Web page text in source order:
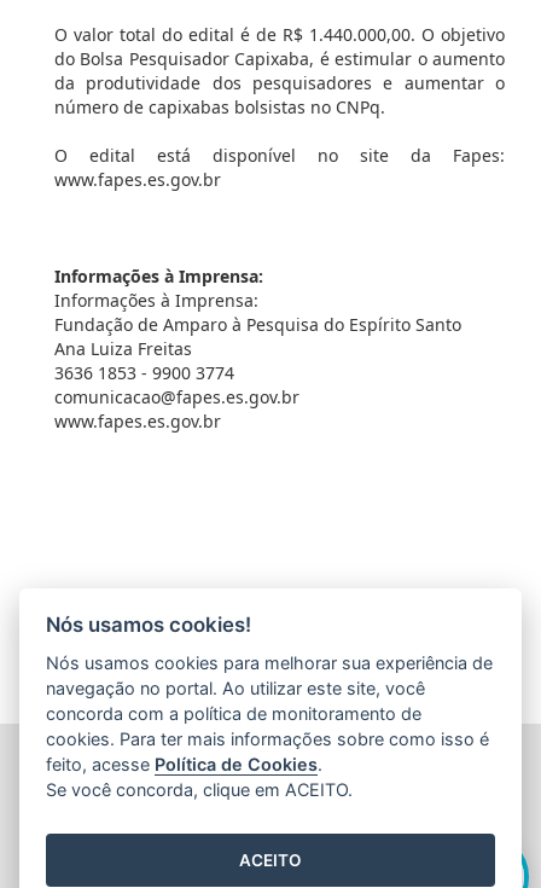
O valor total do edital é de R$ 1.440.000,00. O objetivo
do Bolsa Pesquisador Capixaba, é estimular o aumento
da produtividade dos pesquisadores e aumentar o
número de capixabas bolsistas no CNPq.
O edital está disponível no site da Fapes:
www.fapes.es.gov.br
Informações à Imprensa:
Informações à Imprensa:
Fundação de Amparo à Pesquisa do Espírito Santo
Ana Luiza Freitas
3636 1853 - 9900 3774
comunicacao@fapes.es.gov.br
www.fapes.es.gov.br
Olá! Sou a
FUNDAÇÃO DE AMPARO À PESQUISA E INOVAÇÃO DO
ESPÍRITO SANTO (FAPES)
CEP: 29066-380 - Vitória / ES
Tel.: 27 3636 1850
Nós usamos cookies!
Nós usamos cookies para melhorar sua experiência de
navegação no portal. Ao utilizar este site, você
concorda com a política de monitoramento de
cookies. Para ter mais informações sobre como isso é
feito, acesse Política de Cookies.
Se você concorda, clique em ACEITO.
ACEITO